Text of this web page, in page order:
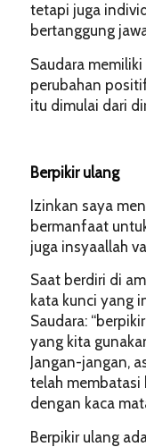
tetapi juga
bertanggung
Saudara
perubahan
itu dimulai dari
Berpikir ulang
Izinkan saya
bermanfaat
juga insyaallah
Saat berdiri di
kata kunci yang
Saudara:
yang kita
Jangan-jangan,
telah membatasi
dengan kaca
Berpikir ulang